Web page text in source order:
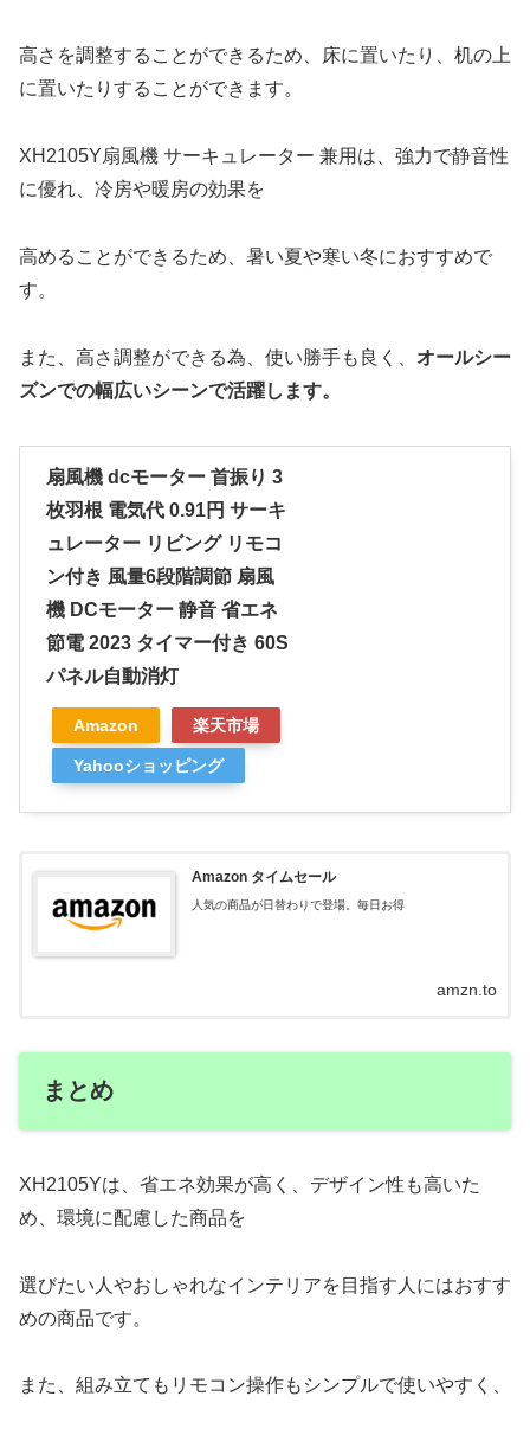
高さを調整することができるため、床に置いたり、机の上
に置いたりすることができます。
XH2105Y扇風機 サーキュレーター 兼用は、強力で静音性
に優れ、冷房や暖房の効果を
高めることができるため、暑い夏や寒い冬におすすめで
す。
また、高さ調整ができる為、使い勝手も良く、 オールシー
ズンでの幅広いシーンで活躍します。
扇風機 dcモーター 首振り 3
枚羽根 電気代 0.91円 サーキ
ュレーター リビング リモコ
ン付き 風量6段階調節 扇風
機 DCモーター 静音 省エネ
節電 2023 タイマー付き 60S
パネル自動消灯
Amazon 楽天市場
Yahooショッピング
Amazon タイムセール
人気の商品が日替わりで登場。毎日お得
amzn.to
まとめ
XH2105Yは、省エネ効果が高く、デザイン性も高いた
め、環境に配慮した商品を
選びたい人やおしゃれなインテリアを目指す人にはおすす
めの商品です。
また、組み立てもリモコン操作もシンプルで使いやすく、